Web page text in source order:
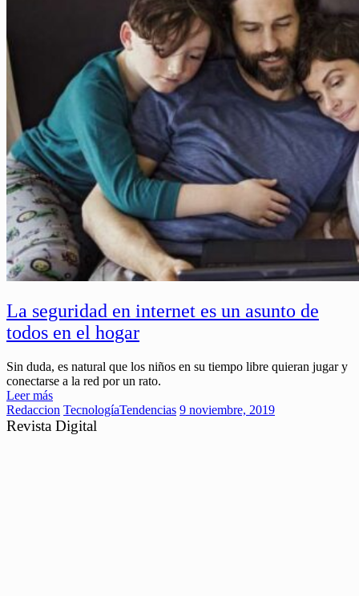
La seguridad en internet es un asunto de
todos en el hogar
Sin duda, es natural que los niños en su tiempo libre quieran jugar y
conectarse a la red por un rato.
Leer más
Redaccion TecnologíaTendencias 9 noviembre, 2019
Revista Digital